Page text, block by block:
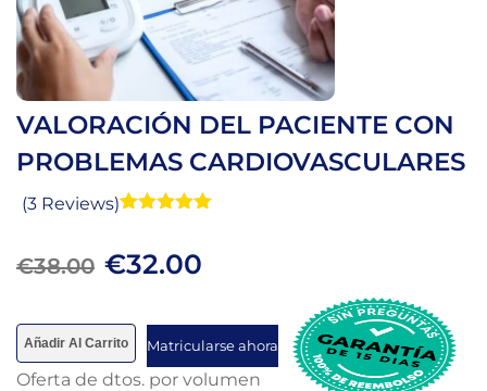
VALORACIÓN DEL PACIENTE CON
PROBLEMAS CARDIOVASCULARES
5 en base
a
(3 Reviews)
€38.00 €32.00
Añadir Al Carrito Matricularse ahora
Oferta de dtos. por volumen